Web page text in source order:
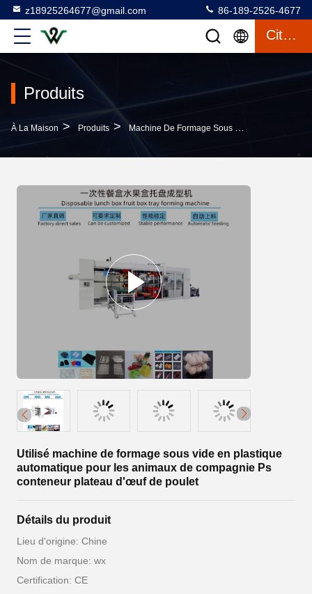
z18925264677@gmail.com 86-189-2526-4677
Citation
Produits
À La Maison > Produits > Machine De Formage Sous Vide En Plastique
Utilisé machine de formage sous vide en plastique
automatique pour les animaux de compagnie Ps
conteneur plateau d'œuf de poulet
Détails du produit
Lieu d'origine: Chine
Nom de marque: wx
Certification: CE